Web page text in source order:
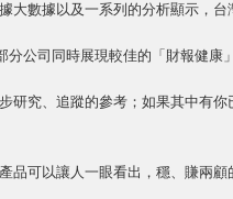
大數據以及一系列的分析顯示，台
分公司同時展現較佳的「財報健康
研究、追蹤的參考；如果其中有
品可以讓人一眼看出，穩、賺兩